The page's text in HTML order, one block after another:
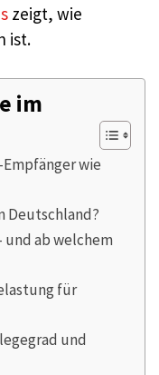
zeigt, wie
ist.
im
wie
Deutschland?
und ab welchem
für
und